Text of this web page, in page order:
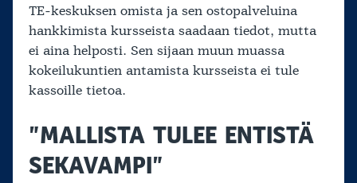
TE-keskuksen omista ja sen ostopalveluina
hankkimista kursseista saadaan tiedot, mutta
ei aina helposti. Sen sijaan muun muassa
kokeilukuntien antamista kursseista ei tule
kassoille tietoa.
”MALLISTA TULEE ENTISTÄ
SEKAVAMPI”